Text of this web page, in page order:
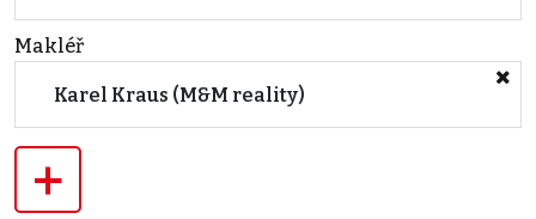
Makléř
Karel Kraus (M&M reality)
+